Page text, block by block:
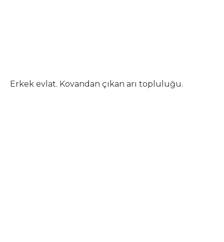
Erkek evlat. Kovandan çıkan arı topluluğu.